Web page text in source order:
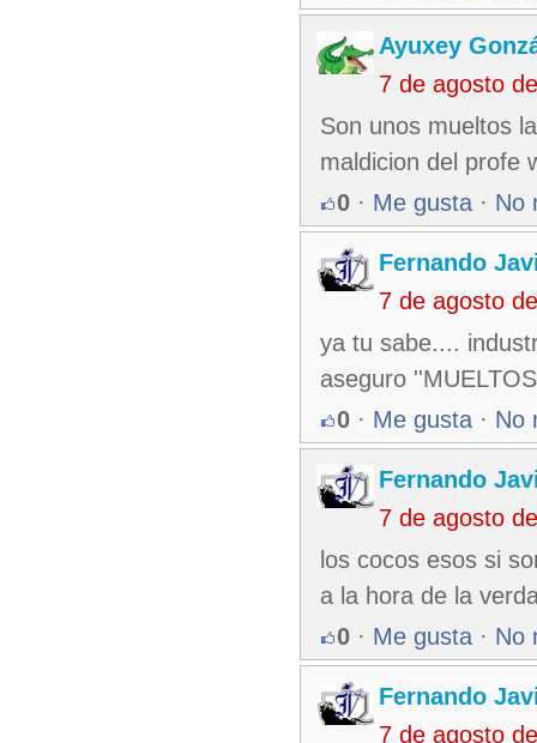
Ayuxey
7 de agosto
Son unos mueltos
maldicion del profe
0 · Me gusta · No
Fernando
7 de agosto
ya tu sabe....
aseguro
0 · Me gusta · No
Fernando
7 de agosto
los cocos esos si
a la hora de la
0 · Me gusta · No
Fernando
7 de agosto